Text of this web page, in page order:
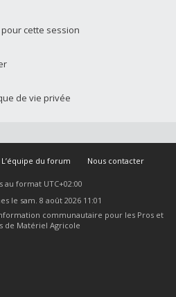
cette session
de vie privée
L’équipe du forum Nous contacter
au format UTC+02:00
le sam. 8 août 2026 11:01
communautaire pour les Pros et
de Matériel Agricole